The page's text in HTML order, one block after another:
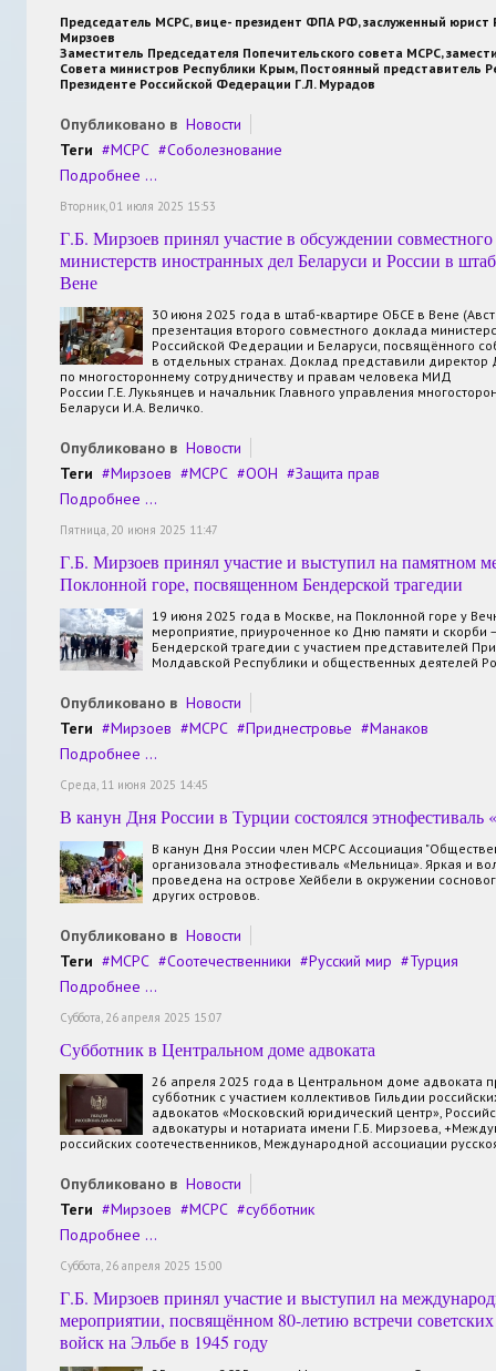
Председатель МСРС, вице- президент ФПА РФ, заслуженный юрист
Мирзоев
Заместитель Председателя Попечительского совета МСРС,
Совета министров Республики Крым, Постоянный представитель
Президенте Российской Федерации Г.Л. Мурадов
Опубликовано в Новости
Теги
МСРС
Соболезнование
Подробнее ...
Вторник, 01 июля 2025 15:53
Г.Б. Мирзоев принял участие в обсуждении совместного
министерств иностранных дел Беларуси и России в
Вене
30 июня 2025 года в штаб-квартире ОБСЕ в Вене
презентация второго совместного доклада
Российской Федерации и Беларуси, посвящённого
в отдельных странах. Доклад представили директор
по многостороннему сотрудничеству и правам человека МИД
России Г.Е. Лукьянцев и начальник Главного управления
Беларуси И.А. Величко.
Опубликовано в Новости
Теги
Мирзоев МСРС ООН
Защита прав
Подробнее ...
Пятница, 20 июня 2025 11:47
Г.Б. Мирзоев принял участие и выступил на памятном
Поклонной горе, посвященном Бендерской трагедии
19 июня 2025 года в Москве, на Поклонной горе у
мероприятие, приуроченное ко Дню памяти и скорби
Бендерской трагедии с участием представителей
Молдавской Республики и общественных деятелей
Опубликовано в Новости
Теги
Мирзоев МСРС Приднестровье
Манаков
Подробнее ...
Среда, 11 июня 2025 14:45
В канун Дня России в Турции состоялся этнофестиваль
В канун Дня России член МСРС Ассоциация
организовала этнофестиваль «Мельница». Яркая и
проведена на острове Хейбели в окружении
других островов.
Опубликовано в Новости
Теги
МСРС Соотечественники Русский мир
Турция
Подробнее ...
Суббота, 26 апреля 2025 15:07
Субботник в Центральном доме адвоката
26 апреля 2025 года в Центральном доме адвоката
субботник с участием коллективов Гильдии
адвокатов «Московский юридический центр»,
адвокатуры и нотариата имени Г.Б. Мирзоева,
российских соотечественников, Международной ассоциации
Опубликовано в Новости
Теги
Мирзоев МСРС
субботник
Подробнее ...
Суббота, 26 апреля 2025 15:00
Г.Б. Мирзоев принял участие и выступил на
мероприятии, посвящённом 80-летию встречи
войск на Эльбе в 1945 году